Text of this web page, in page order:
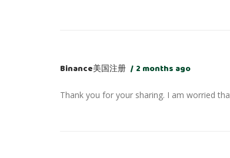
Binance美国注册 2 months ago
Thank you for your sharing. I am worried